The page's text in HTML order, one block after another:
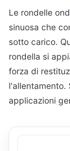
Le rondelle
sinuosa che
sotto carico.
rondella si
forza di
l'allentamento.
applicazioni